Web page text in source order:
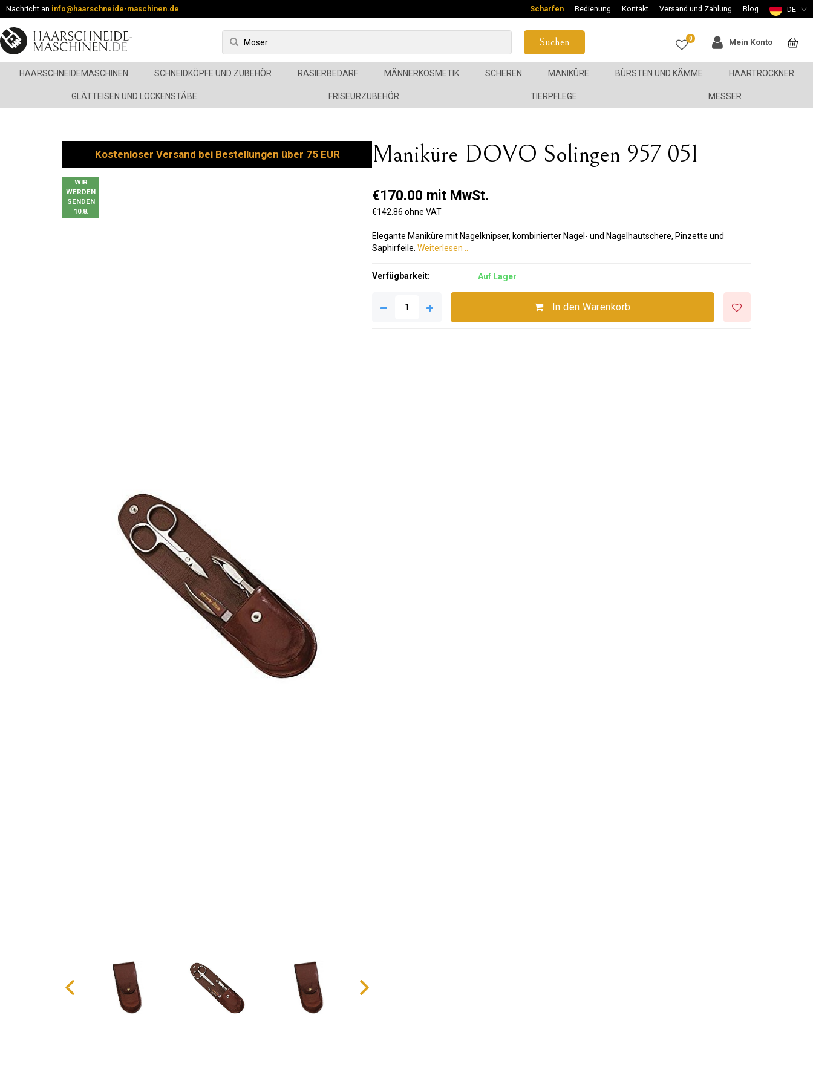
Nachricht an info@haarschneide-maschinen.de Scharfen Bedienung Kontakt Versand und Zahlung Blog DE
Suchen 0 Mein Konto
HAARSCHNEIDEMASCHINEN SCHNEIDKÖPFE UND ZUBEHÖR RASIERBEDARF MÄNNERKOSMETIK SCHEREN MANIKÜRE BÜRSTEN UND KÄMME HAARTROCKNER
GLÄTTEISEN UND LOCKENSTÄBE FRISEURZUBEHÖR TIERPFLEGE MESSER
Kostenloser Versand bei Bestellungen über 75 EUR
WIR
WERDEN
SENDEN
10.8.
Maniküre DOVO Solingen 957 051
€170.00 mit MwSt.
€142.86 ohne VAT
Elegante Maniküre mit Nagelknipser, kombinierter Nagel- und Nagelhautschere, Pinzette und
Saphirfeile.Weiterlesen ..
Verfügbarkeit: Auf Lager
In den Warenkorb